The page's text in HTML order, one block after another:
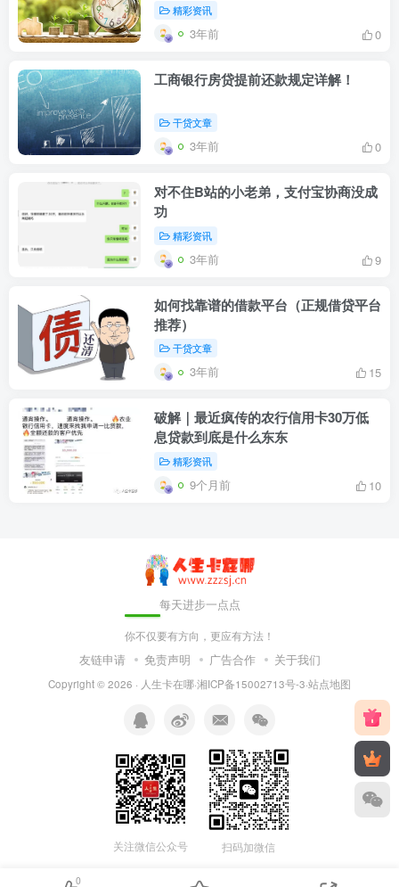
精彩资讯
3年前 0
工商银行房贷提前还款规定详解！
干贷文章
3年前 0
对不住B站的小老弟，支付宝协商没成
功
精彩资讯
3年前 9
如何找靠谱的借款平台（正规借贷平台
推荐）
干贷文章
3年前 15
破解｜最近疯传的农行信用卡30万低
息贷款到底是什么东东
精彩资讯
9个月前 10
每天进步一点点
你不仅要有方向，更应有方法！
友链申请 免责声明 广告合作 关于我们
Copyright © 2026 · 人生卡在哪·湘ICP备15002713号-3·站点地图
关注微信公众号 扫码加微信
0